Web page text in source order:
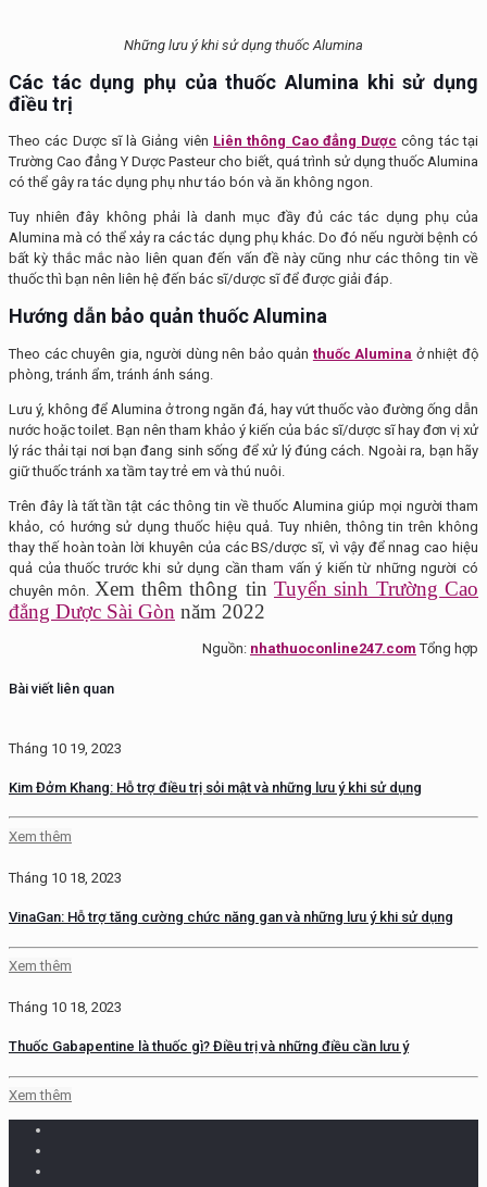
Những lưu ý khi sử dụng thuốc Alumina
Các tác dụng phụ của thuốc Alumina khi sử dụng
điều trị
Theo các Dược sĩ là Giảng viên Liên thông Cao đẳng Dược công tác tại
Trường Cao đẳng Y Dược Pasteur cho biết, quá trình sử dụng thuốc Alumina
có thể gây ra tác dụng phụ như táo bón và ăn không ngon.
Tuy nhiên đây không phải là danh mục đầy đủ các tác dụng phụ của
Alumina mà có thể xảy ra các tác dụng phụ khác. Do đó nếu người bệnh có
bất kỳ thắc mắc nào liên quan đến vấn đề này cũng như các thông tin về
thuốc thì bạn nên liên hệ đến bác sĩ/dược sĩ để được giải đáp.
Hướng dẫn bảo quản thuốc Alumina
Theo các chuyên gia, người dùng nên bảo quản thuốc Alumina ở nhiệt độ
phòng, tránh ẩm, tránh ánh sáng.
Lưu ý, không để Alumina ở trong ngăn đá, hay vứt thuốc vào đường ống dẫn
nước hoặc toilet. Bạn nên tham khảo ý kiến của bác sĩ/dược sĩ hay đơn vị xử
lý rác thải tại nơi bạn đang sinh sống để xử lý đúng cách. Ngoài ra, bạn hãy
giữ thuốc tránh xa tầm tay trẻ em và thú nuôi.
Trên đây là tất tần tật các thông tin về thuốc Alumina giúp mọi người tham
khảo, có hướng sử dụng thuốc hiệu quả. Tuy nhiên, thông tin trên không
thay thế hoàn toàn lời khuyên của các BS/dược sĩ, vì vậy để nnag cao hiệu
quả của thuốc trước khi sử dụng cần tham vấn ý kiến từ những người có
chuyên môn. Xem thêm thông tinTuyển sinh Trường Cao
đẳng Dược Sài Gòn năm 2022
Nguồn: nhathuoconline247.com Tổng hợp
Bài viết liên quan
Tháng 10 19, 2023
Kim Đởm Khang: Hỗ trợ điều trị sỏi mật và những lưu ý khi sử dụng
Xem thêm
Tháng 10 18, 2023
VinaGan: Hỗ trợ tăng cường chức năng gan và những lưu ý khi sử dụng
Xem thêm
Tháng 10 18, 2023
Thuốc Gabapentine là thuốc gì? Điều trị và những điều cần lưu ý
Xem thêm